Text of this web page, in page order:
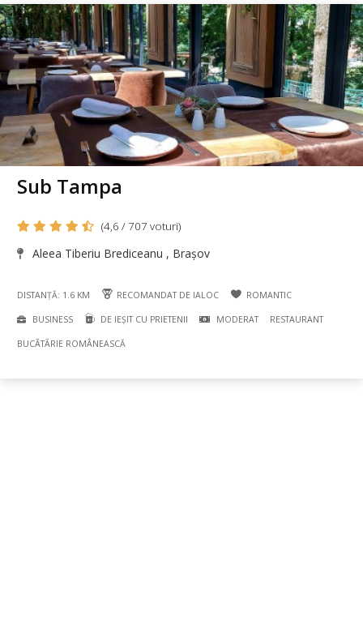
Sub Tampa
(4,6 / 707 voturi)
Aleea Tiberiu Brediceanu , Brașov
DISTANȚĂ: 1.6 KM RECOMANDAT DE IALOC ROMANTIC
BUSINESS DE IEȘIT CU PRIETENII MODERAT RESTAURANT
BUCÃTÃRIE ROMÂNEASCĂ